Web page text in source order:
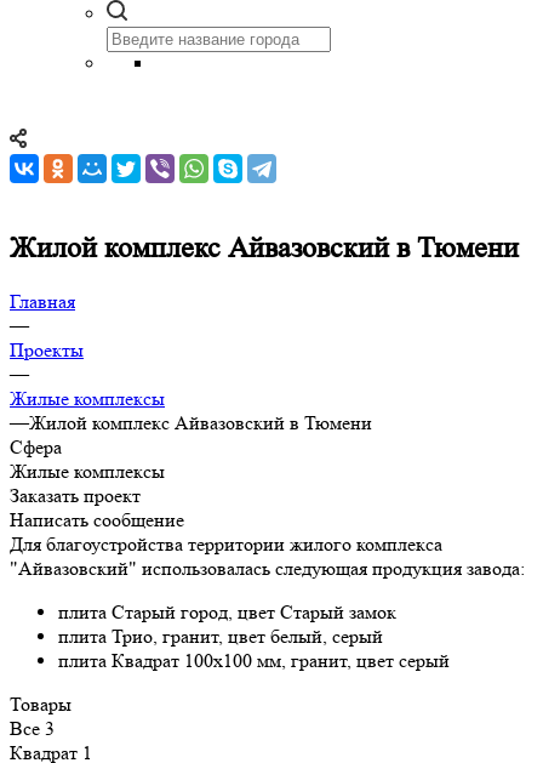
Жилой комплекс Айвазовский в Тюмени
Главная
—
Проекты
—
Жилые комплексы
—Жилой комплекс Айвазовский в Тюмени
Сфера
Жилые комплексы
Заказать проект
Написать сообщение
Для благоустройства территории жилого комплекса
"Айвазовский" использовалась следующая продукция завода:
плита Старый город, цвет Старый замок
плита Трио, гранит, цвет белый, серый
плита Квадрат 100х100 мм, гранит, цвет серый
Товары
Все 3
Квадрат 1